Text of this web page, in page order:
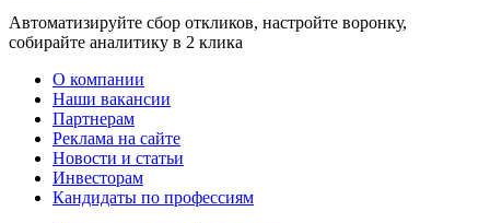
Автоматизируйте сбор откликов, настройте воронку,
собирайте аналитику в 2 клика
О компании
Наши вакансии
Партнерам
Реклама на сайте
Новости и статьи
Инвесторам
Кандидаты по профессиям